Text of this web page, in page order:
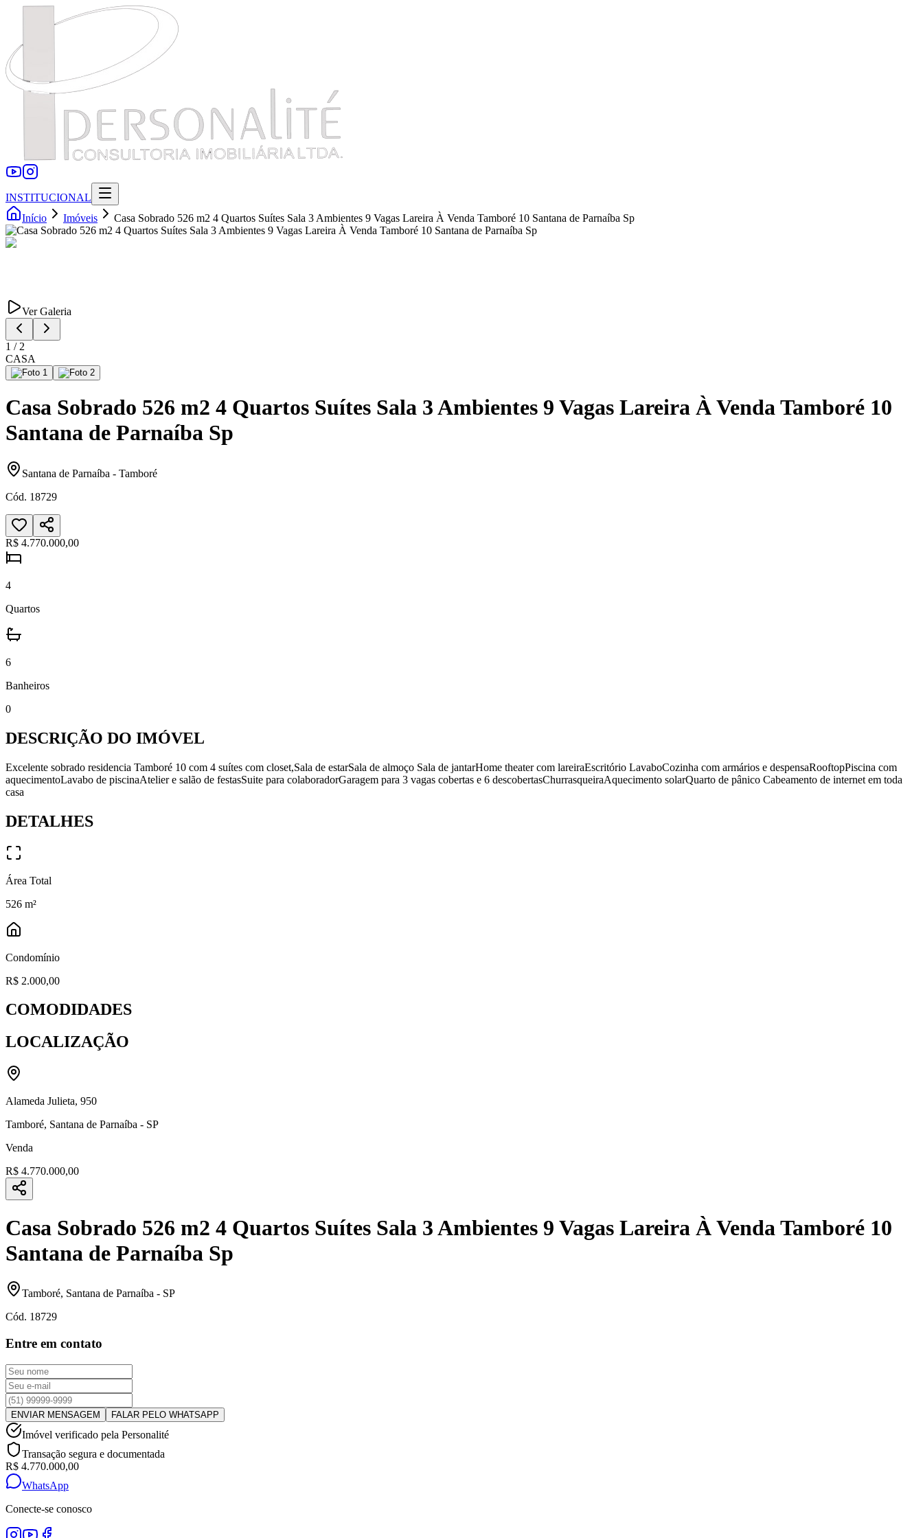
INSTITUCIONAL
Início
Imóveis Casa Sobrado 526 m2 4 Quartos Suítes Sala 3 Ambientes 9 Vagas Lareira À Venda Tamboré 10 Santana de Parnaíba Sp
Ver Galeria
1 / 2
CASA
Casa Sobrado 526 m2 4 Quartos Suítes Sala 3 Ambientes 9 Vagas Lareira À Venda Tamboré 10
Santana de Parnaíba Sp
Santana de Parnaíba - Tamboré
Cód. 18729
R$ 4.770.000,00
4
Quartos
6
Banheiros
0
DESCRIÇÃO DO IMÓVEL
Excelente sobrado residencia Tamboré 10 com 4 suítes com closet,Sala de estarSala de almoço Sala de jantarHome theater com lareiraEscritório LavaboCozinha com armários e despensaRooftopPiscina com
aquecimentoLavabo de piscinaAtelier e salão de festasSuite para colaboradorGaragem para 3 vagas cobertas e 6 descobertasChurrasqueiraAquecimento solarQuarto de pânico Cabeamento de internet em toda
casa
DETALHES
Área Total
526 m²
Condomínio
R$ 2.000,00
COMODIDADES
LOCALIZAÇÃO
Alameda Julieta, 950
Tamboré, Santana de Parnaíba - SP
Venda
R$ 4.770.000,00
Casa Sobrado 526 m2 4 Quartos Suítes Sala 3 Ambientes 9 Vagas Lareira À Venda Tamboré 10
Santana de Parnaíba Sp
Tamboré, Santana de Parnaíba - SP
Cód. 18729
Entre em contato
ENVIAR MENSAGEM FALAR PELO WHATSAPP
Imóvel verificado pela Personalité
Transação segura e documentada
R$ 4.770.000,00
WhatsApp
Conecte-se conosco